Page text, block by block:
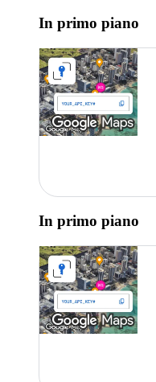
In primo piano
In primo piano